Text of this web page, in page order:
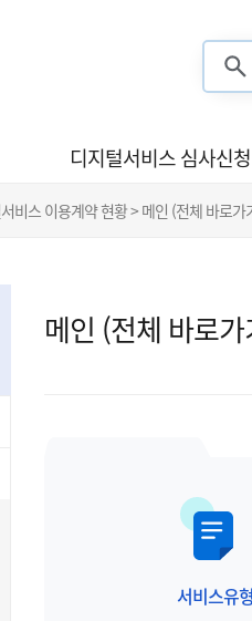
디지털서비스 심사신청
비스 이용계약 현황 > 메인 (전체 바로가
메인 (전체 바로
서비스유